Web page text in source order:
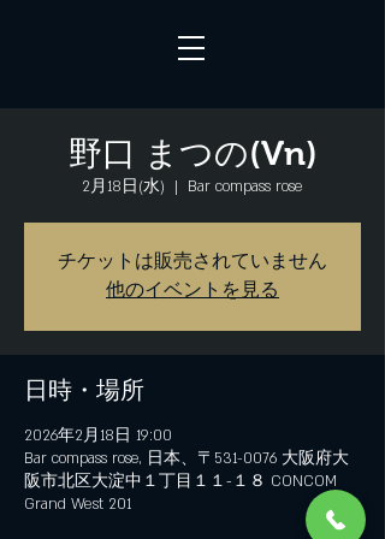
野口 まつの(Vn)
2月18日(水)
  |
Bar compass rose
チケットは販売されていません
他のイベントを見る
日時・場所
2026年2月18日 19:00
Bar compass rose, 日本、〒531-0076 大阪府大
阪市北区大淀中１丁目１１−１８ CONCOM
Grand West 201